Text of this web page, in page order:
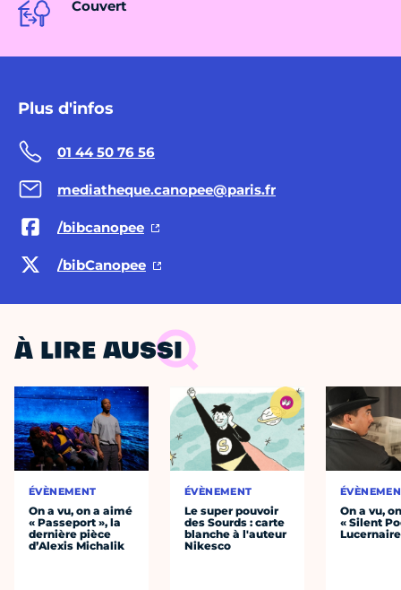
Couvert
Plus d'infos
01 44 50 76 56
mediatheque.canopee@paris.fr
/bibcanopee
/bibCanopee
À LIRE AUSSI
ÉVÈNEMENT
On a vu, on a aimé
« Passeport », la
dernière pièce
d’Alexis Michalik
ÉVÈNEMENT
Le super pouvoir
des Sourds : carte
blanche à l'auteur
Nikesco
On a vu,
« Silent
Lucernaire